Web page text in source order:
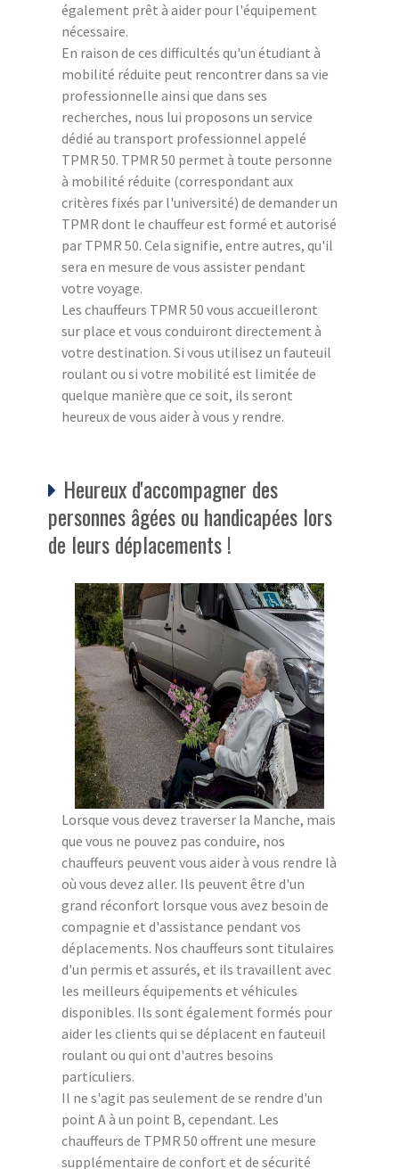
également prêt à aider pour l'équipement
nécessaire.
En raison de ces difficultés qu'un étudiant à
mobilité réduite peut rencontrer dans sa vie
professionnelle ainsi que dans ses
recherches, nous lui proposons un service
dédié au transport professionnel appelé
TPMR 50. TPMR 50 permet à toute personne
à mobilité réduite (correspondant aux
critères fixés par l'université) de demander un
TPMR dont le chauffeur est formé et autorisé
par TPMR 50. Cela signifie, entre autres, qu'il
sera en mesure de vous assister pendant
votre voyage.
Les chauffeurs TPMR 50 vous accueilleront
sur place et vous conduiront directement à
votre destination. Si vous utilisez un fauteuil
roulant ou si votre mobilité est limitée de
quelque manière que ce soit, ils seront
heureux de vous aider à vous y rendre.
Heureux d'accompagner des
personnes âgées ou handicapées lors
de leurs déplacements !
Lorsque vous devez traverser la Manche, mais
que vous ne pouvez pas conduire, nos
chauffeurs peuvent vous aider à vous rendre là
où vous devez aller. Ils peuvent être d'un
grand réconfort lorsque vous avez besoin de
compagnie et d'assistance pendant vos
déplacements. Nos chauffeurs sont titulaires
d'un permis et assurés, et ils travaillent avec
les meilleurs équipements et véhicules
disponibles. Ils sont également formés pour
aider les clients qui se déplacent en fauteuil
roulant ou qui ont d'autres besoins
particuliers.
Il ne s'agit pas seulement de se rendre d'un
point A à un point B, cependant. Les
chauffeurs de TPMR 50 offrent une mesure
supplémentaire de confort et de sécurité